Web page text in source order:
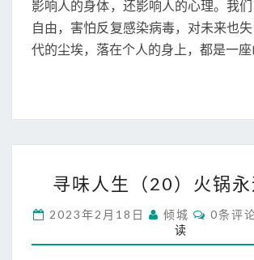
影响人的身体，还影响人的心理。我
自由，害怕反复感染病毒，对未来也
代的尘埃，落在个人的身上，都是一座
味
生
（
寻味人生（20）火锅
2023年2月18日 倾城
C
O
M
0条评
读